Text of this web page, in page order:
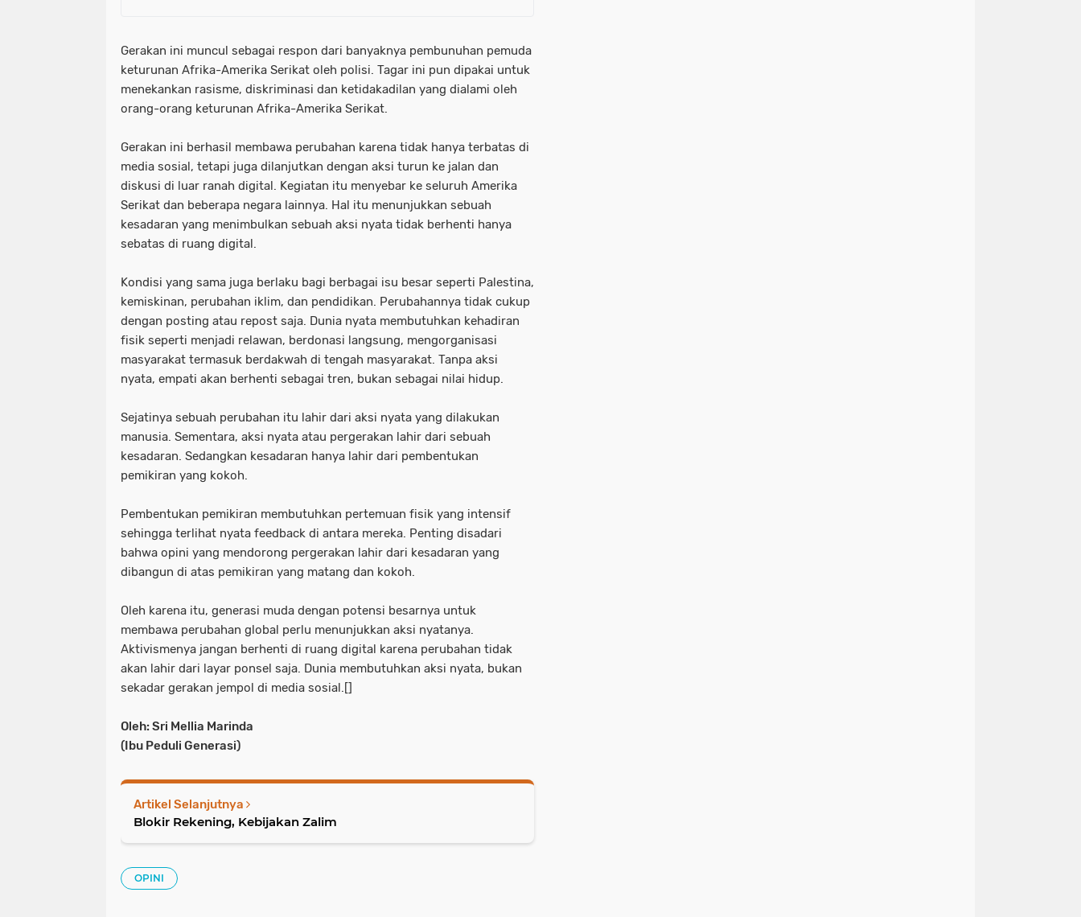
Gerakan ini muncul sebagai respon dari banyaknya pembunuhan pemuda
keturunan Afrika-Amerika Serikat oleh polisi. Tagar ini pun dipakai untuk
menekankan rasisme, diskriminasi dan ketidakadilan yang dialami oleh
orang-orang keturunan Afrika-Amerika Serikat.
Gerakan ini berhasil membawa perubahan karena tidak hanya terbatas di
media sosial, tetapi juga dilanjutkan dengan aksi turun ke jalan dan
diskusi di luar ranah digital. Kegiatan itu menyebar ke seluruh Amerika
Serikat dan beberapa negara lainnya. Hal itu menunjukkan sebuah
kesadaran yang menimbulkan sebuah aksi nyata tidak berhenti hanya
sebatas di ruang digital.
Kondisi yang sama juga berlaku bagi berbagai isu besar seperti Palestina,
kemiskinan, perubahan iklim, dan pendidikan. Perubahannya tidak cukup
dengan posting atau repost saja. Dunia nyata membutuhkan kehadiran
fisik seperti menjadi relawan, berdonasi langsung, mengorganisasi
masyarakat termasuk berdakwah di tengah masyarakat. Tanpa aksi
nyata, empati akan berhenti sebagai tren, bukan sebagai nilai hidup.
Sejatinya sebuah perubahan itu lahir dari aksi nyata yang dilakukan
manusia. Sementara, aksi nyata atau pergerakan lahir dari sebuah
kesadaran. Sedangkan kesadaran hanya lahir dari pembentukan
pemikiran yang kokoh.
Pembentukan pemikiran membutuhkan pertemuan fisik yang intensif
sehingga terlihat nyata feedback di antara mereka. Penting disadari
bahwa opini yang mendorong pergerakan lahir dari kesadaran yang
dibangun di atas pemikiran yang matang dan kokoh.
Oleh karena itu, generasi muda dengan potensi besarnya untuk
membawa perubahan global perlu menunjukkan aksi nyatanya.
Aktivismenya jangan berhenti di ruang digital karena perubahan tidak
akan lahir dari layar ponsel saja. Dunia membutuhkan aksi nyata, bukan
sekadar gerakan jempol di media sosial.[]
Oleh: Sri Mellia Marinda
(Ibu Peduli Generasi)
Artikel Selanjutnya
Blokir Rekening, Kebijakan Zalim
OPINI